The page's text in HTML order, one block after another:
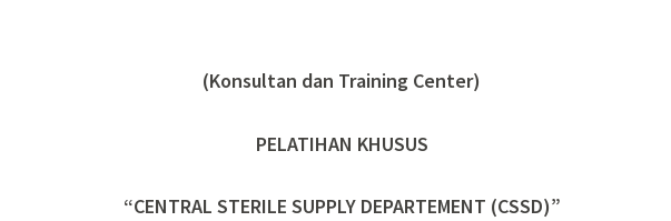
(Konsultan dan Training Center)
PELATIHAN KHUSUS
“CENTRAL STERILE SUPPLY DEPARTEMENT (CSSD)”